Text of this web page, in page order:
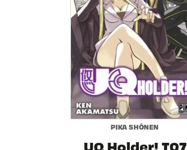
PIKA SHÔNEN
UQ Holder! T07